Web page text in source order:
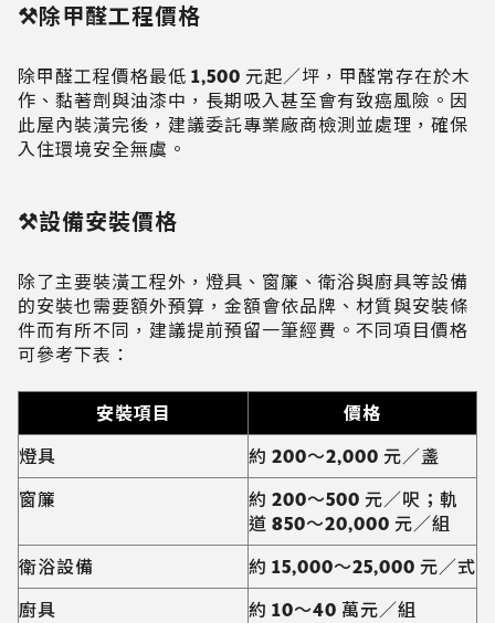
⚒️除甲醛工程價格
除甲醛工程價格最低 1,500 元起／坪，甲醛常存在於木
作、黏著劑與油漆中，長期吸入甚至會有致癌風險。因
此屋內裝潢完後，建議委託專業廠商檢測並處理，確保
入住環境安全無虞。
⚒️設備安裝價格
除了主要裝潢工程外，燈具、窗簾、衛浴與廚具等設備
的安裝也需要額外預算，金額會依品牌、材質與安裝條
件而有所不同，建議提前預留一筆經費。不同項目價格
可參考下表：
安裝項目
價格
燈具
約 200～2,000 元／盞
窗簾
約 200～500 元／呎；軌
道 850～20,000 元／組
衛浴設備
約 15,000～25,000 元／式
廚具
約 10～40 萬元／組